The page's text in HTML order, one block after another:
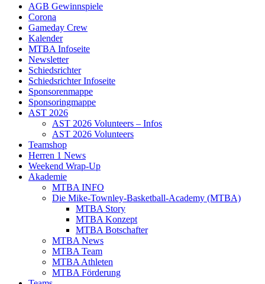
AGB Gewinnspiele
Corona
Gameday Crew
Kalender
MTBA Infoseite
Newsletter
Schiedsrichter
Schiedsrichter Infoseite
Sponsorenmappe
Sponsoringmappe
AST 2026
AST 2026 Volunteers – Infos
AST 2026 Volunteers
Teamshop
Herren 1 News
Weekend Wrap-Up
Akademie
MTBA INFO
Die Mike-Townley-Basketball-Academy (MTBA)
MTBA Story
MTBA Konzept
MTBA Botschafter
MTBA News
MTBA Team
MTBA Athleten
MTBA Förderung